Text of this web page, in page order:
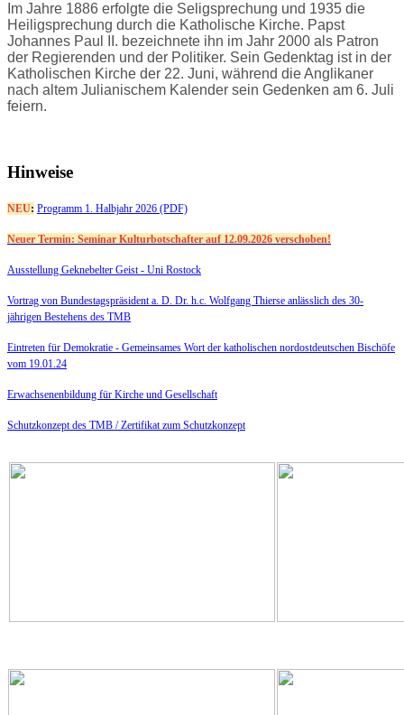
Im Jahre 1886 erfolgte die Seligsprechung und 1935 die
Heiligsprechung durch die Katholische Kirche. Papst
Johannes Paul II. bezeichnete ihn im Jahr 2000 als Patron
der Regierenden und der Politiker. Sein Gedenktag ist in der
Katholischen Kirche der 22. Juni, während die Anglikaner
nach altem Julianischem Kalender sein Gedenken am 6. Juli
feiern.
Hinweise
NEU: Programm 1. Halbjahr 2026 (PDF)
Neuer Termin: Seminar Kulturbotschafter auf 12.09.2026 verschoben!
Ausstellung Geknebelter Geist - Uni Rostock
Vortrag von Bundestagspräsident a. D. Dr. h.c. Wolfgang Thierse anlässlich des 30-
jährigen Bestehens des TMB
Eintreten für Demokratie - Gemeinsames Wort der katholischen nordostdeutschen Bischöfe
vom 19.01.24
Erwachsenenbildung für Kirche und Gesellschaft
Schutzkonzept des TMB / Zertifikat zum Schutzkonzept